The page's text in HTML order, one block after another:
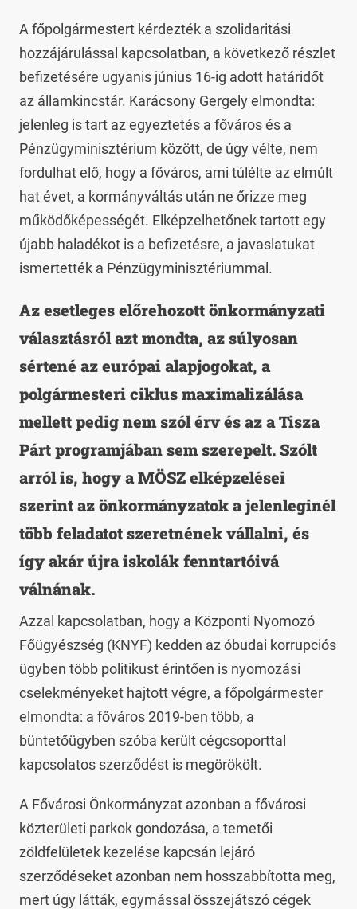
A főpolgármestert kérdezték a szolidaritási
hozzájárulással kapcsolatban, a következő részlet
befizetésére ugyanis június 16-ig adott határidőt
az államkincstár. Karácsony Gergely elmondta:
jelenleg is tart az egyeztetés a főváros és a
Pénzügyminisztérium között, de úgy vélte, nem
fordulhat elő, hogy a főváros, ami túlélte az elmúlt
hat évet, a kormányváltás után ne őrizze meg
működőképességét. Elképzelhetőnek tartott egy
újabb haladékot is a befizetésre, a javaslatukat
ismertették a Pénzügyminisztériummal.
Az esetleges előrehozott önkormányzati
választásról azt mondta, az súlyosan
sértené az európai alapjogokat, a
polgármesteri ciklus maximalizálása
mellett pedig nem szól érv és az a Tisza
Párt programjában sem szerepelt. Szólt
arról is, hogy a MÖSZ elképzelései
szerint az önkormányzatok a jelenleginél
több feladatot szeretnének vállalni, és
így akár újra iskolák fenntartóivá
válnának.
Azzal kapcsolatban, hogy a Központi Nyomozó
Főügyészség (KNYF) kedden az óbudai korrupciós
ügyben több politikust érintően is nyomozási
cselekményeket hajtott végre, a főpolgármester
elmondta: a főváros 2019-ben több, a
büntetőügyben szóba került cégcsoporttal
kapcsolatos szerződést is megörökölt.
A Fővárosi Önkormányzat azonban a fővárosi
közterületi parkok gondozása, a temetői
zöldfelületek kezelése kapcsán lejáró
szerződéseket azonban nem hosszabbította meg,
mert úgy látták, egymással összejátszó cégek